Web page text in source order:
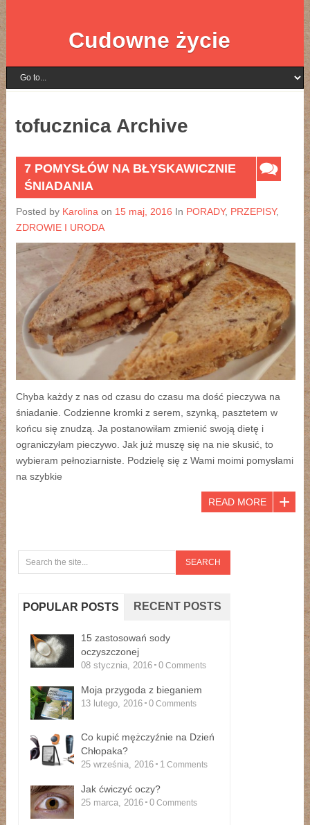
Cudowne życie
tofucznica Archive
7 POMYSŁÓW NA BŁYSKAWICZNIE
ŚNIADANIA
Posted by Karolina on 15 maj, 2016 In PORADY, PRZEPISY,
ZDROWIE I URODA
Chyba każdy z nas od czasu do czasu ma dość pieczywa na
śniadanie. Codzienne kromki z serem, szynką, pasztetem w
końcu się znudzą. Ja postanowiłam zmienić swoją dietę i
ograniczyłam pieczywo. Jak już muszę się na nie skusić, to
wybieram pełnoziarniste. Podzielę się z Wami moimi pomysłami
na szybkie
READ MORE
POPULAR POSTS RECENT POSTS
15 zastosowań sody
oczyszczonej
08 stycznia, 2016 0 Comments
Moja przygoda z bieganiem
13 lutego, 2016 0 Comments
Co kupić mężczyźnie na Dzień
Chłopaka?
25 września, 2016 1 Comments
Jak ćwiczyć oczy?
25 marca, 2016 0 Comments